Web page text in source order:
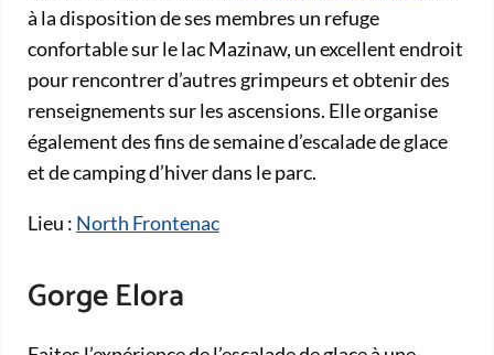
à la disposition de ses membres un refuge
confortable sur le lac Mazinaw, un excellent endroit
pour rencontrer d’autres grimpeurs et obtenir des
renseignements sur les ascensions. Elle organise
également des fins de semaine d’escalade de glace
et de camping d’hiver dans le parc.
Lieu : North Frontenac
Gorge Elora